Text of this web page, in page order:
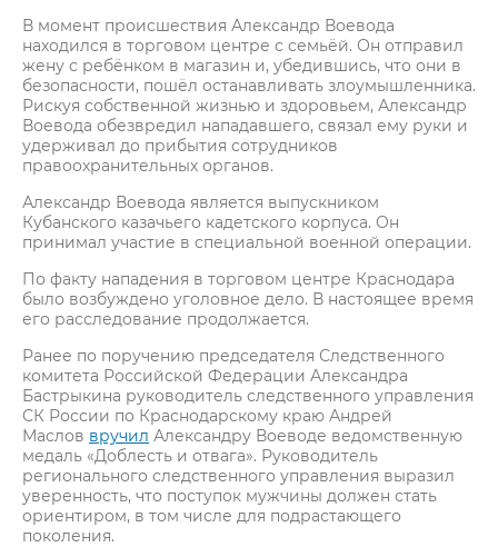
В момент происшествия Александр Воевода
находился в торговом центре с семьёй. Он отправил
жену с ребёнком в магазин и, убедившись, что они в
безопасности, пошёл останавливать злоумышленника.
Рискуя собственной жизнью и здоровьем, Александр
Воевода обезвредил нападавшего, связал ему руки и
удерживал до прибытия сотрудников
правоохранительных органов.
Александр Воевода является выпускником
Кубанского казачьего кадетского корпуса. Он
принимал участие в специальной военной операции.
По факту нападения в торговом центре Краснодара
было возбуждено уголовное дело. В настоящее время
его расследование продолжается.
Ранее по поручению председателя Следственного
комитета Российской Федерации Александра
Бастрыкина руководитель следственного управления
СК России по Краснодарскому краю Андрей
Маслов вручил Александру Воеводе ведомственную
медаль «Доблесть и отвага». Руководитель
регионального следственного управления выразил
уверенность, что поступок мужчины должен стать
ориентиром, в том числе для подрастающего
поколения.